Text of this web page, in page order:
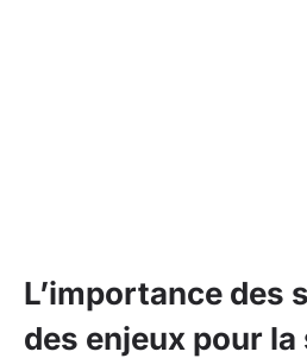
L’importance des
des enjeux pour la